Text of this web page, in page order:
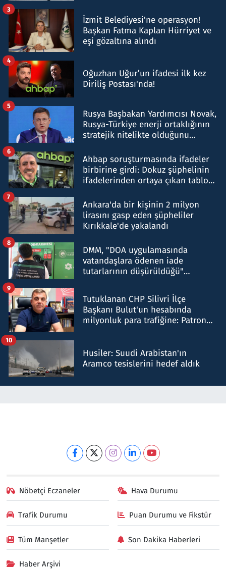
İzmit Belediyesi'ne operasyon!
Başkan Fatma Kaplan Hürriyet ve
eşi gözaltına alındı
3
Oğuzhan Uğur’un ifadesi ilk kez
Diriliş Postası'nda!
4
Rusya Başbakan Yardımcısı Novak,
Rusya-Türkiye enerji ortaklığının
stratejik nitelikte olduğunu
5
Ahbap soruşturmasında ifadeler
birbirine girdi: Dokuz şüphelinin
ifadelerinden ortaya çıkan tablo
6
Ankara'da bir kişinin 2 milyon
lirasını gasp eden şüpheliler
Kırıkkale'de yakalandı
7
DMM, "DOA uygulamasında
vatandaşlara ödenen iade
tutarlarının düşürüldüğü"
8
Tutuklanan CHP Silivri İlçe
Başkanı Bulut'un hesabında
milyonluk para trafiğine: Patron
9
Husiler: Suudi Arabistan'ın
Aramco tesislerini hedef aldık
10
Nöbetçi Eczaneler Hava Durumu
Trafik Durumu Puan Durumu ve Fikstür
Tüm Manşetler Son Dakika Haberleri
Haber Arşivi